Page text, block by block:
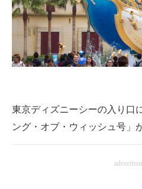
IT製品の技術・比較・事例
製造業のIT導入・活用を支援
モノづくり技術者専門サイト
電子設計の基本と応用
エネルギーの専門メディア
建設×テクノロジーの最前線
東京ディズニーシーの入り口
ング・オブ・ウィッシュ号」